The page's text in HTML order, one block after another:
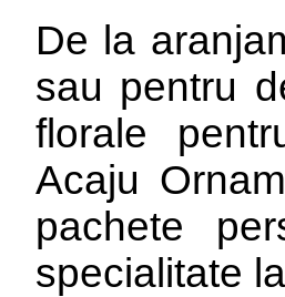
De la
sau pentru
florale
Acaju
pachete
specialitate